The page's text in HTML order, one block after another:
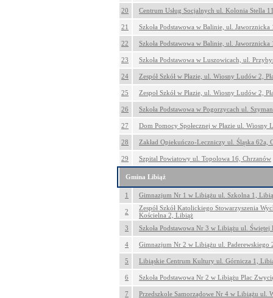
20 Centrum Usług Socjalnych ul. Kolonia Stella
21 Szkoła Podstawowa w Balinie, ul. Jaworznicka
22 Szkoła Podstawowa w Balinie, ul. Jaworznicka
23 Szkoła Podstawowa w Luszowicach, ul.
24 Zespół Szkół w Płazie, ul. Wiosny Ludów 2,
25 Zespoł Szkół w Płazie, ul. Wiosny Ludów 2,
26 Szkoła Podstawowa w Pogorzycach ul.
27 Dom Pomocy Społecznej w Płazie ul. Wiosny
28 Zakład Opiekuńczo-Leczniczy ul. Śląska 62a,
29 Szpital Powiatowy ul. Topolowa 16, Chrzanów
Gmina Libiąż
1 Gimnazjum Nr 1 w Libiążu ul. Szkolna 1,
2
Zespół Szkół Katolickiego Stowarzyszenia
Kościelna 2, Libiąż
3
Szkoła Podstawowa Nr 3 w Libiążu ul.
4 Gimnazjum Nr 2 w Libiążu ul. Paderewskiego
5 Libiąskie Centrum Kultury ul. Górnicza 1,
6 Szkoła Podstawowa Nr 2 w Libiążu Plac
7 Przedszkole Samorządowe Nr 4 w Libiążu ul.